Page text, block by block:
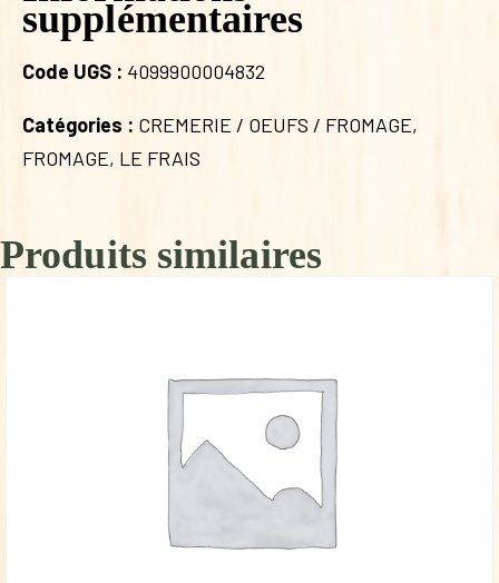
supplémentaires
Code UGS : 4099900004832
Catégories : CREMERIE / OEUFS / FROMAGE,
FROMAGE, LE FRAIS
Produits similaires